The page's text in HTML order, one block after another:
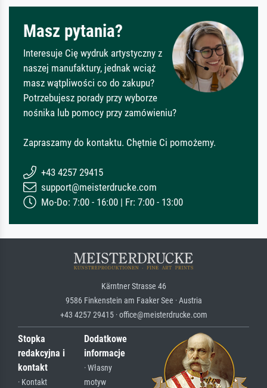
Masz pytania?
Interesuje Cię wydruk artystyczny z
naszej manufaktury, jednak wciąż
masz wątpliwości co do zakupu?
Potrzebujesz porady przy wyborze
nośnika lub pomocy przy zamówieniu?
Zapraszamy do kontaktu. Chętnie Ci pomożemy.
+43 4257 29415
support@meisterdrucke.com
Mo-Do: 7:00 - 16:00 | Fr: 7:00 - 13:00
Kärntner Strasse 46
9586 Finkenstein am Faaker See · Austria
+43 4257 29415 · office@meisterdrucke.com
Stopka
redakcyjna i
kontakt
· Kontakt
Dodatkowe
informacje
· Własny
motyw